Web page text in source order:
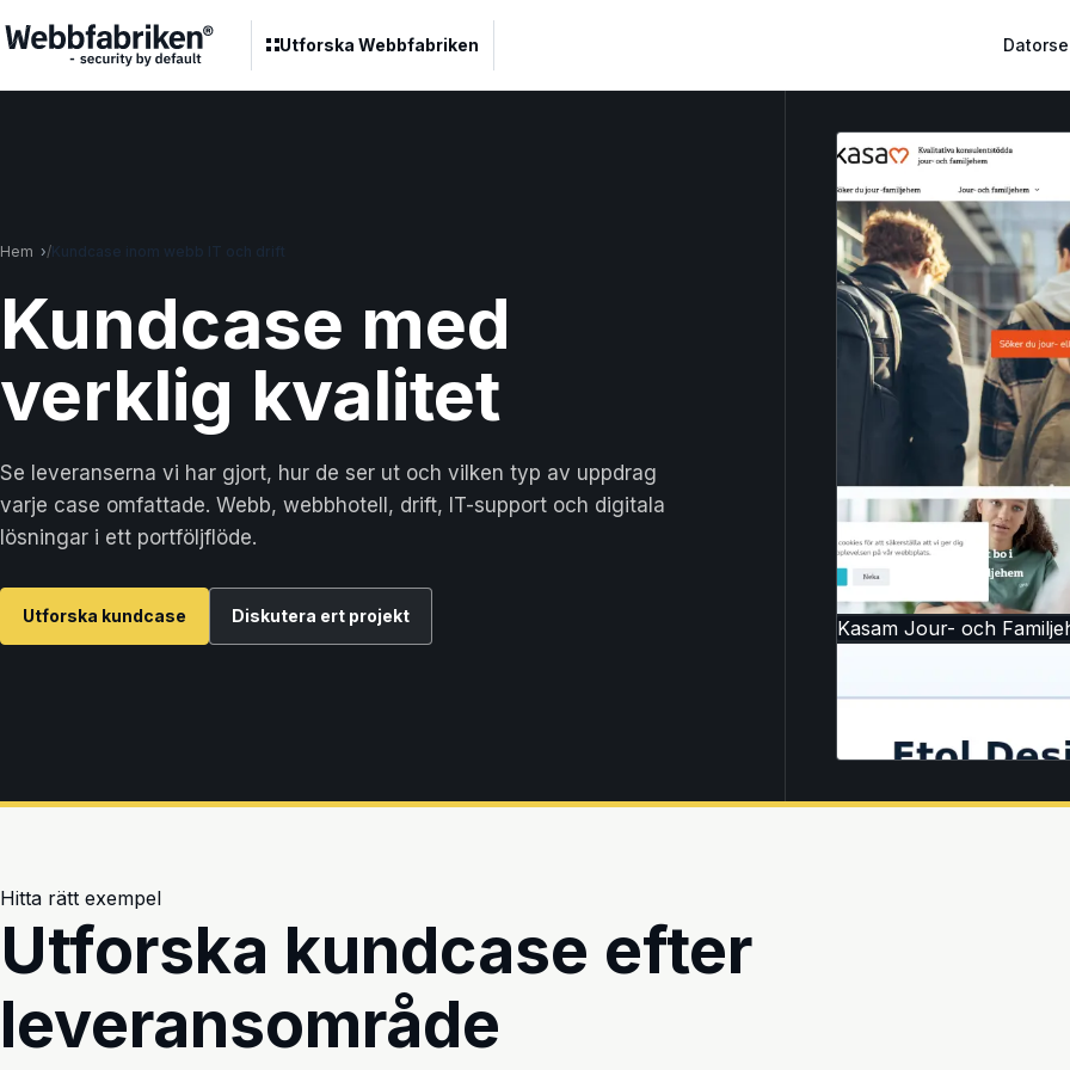
Utforska Webbfabriken
Hem Kundcase inom webb IT och drift
Kundcase med
verklig kvalitet
Se leveranserna vi har gjort, hur de ser ut och vilken typ av uppdrag
varje case omfattade. Webb, webbhotell, drift, IT-support och digitala
lösningar i ett portföljflöde.
Utforska kundcase Diskutera ert projekt
Kasam Jour- och
Hitta rätt exempel
Utforska kundcase efter
leveransområde